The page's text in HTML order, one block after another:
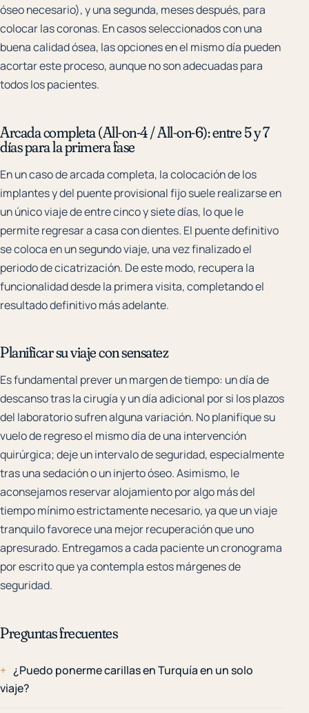
óseo necesario), y una segunda, meses después, para
colocar las coronas. En casos seleccionados con una
buena calidad ósea, lasopciones en el mismo día pueden
acortar este proceso, aunque no son adecuadas para
todos los pacientes.
Arcada completa (All-on-4 / All-on-6): entre 5 y 7
días para la primera fase
En un caso de arcada completa, la colocación de los
implantes y del puente provisional fijo suele realizarse en
un único viaje de entre cinco y siete días, lo que le
permite regresar a casa con dientes. El puente definitivo
se coloca en un segundo viaje, una vez finalizado el
periodo de cicatrización. De este modo, recupera la
funcionalidad desde la primera visita, completando el
resultado definitivo más adelante.
Planificar su viaje con sensatez
Es fundamental prever un margen de tiempo: un día de
descanso tras la cirugía y un día adicional por si los plazos
del laboratorio sufren alguna variación. No planifique su
vuelo de regreso el mismo día de una intervención
quirúrgica; deje un intervalo de seguridad, especialmente
tras una sedación o un injerto óseo. Asimismo, le
aconsejamos reservar alojamiento por algo más del
tiempo mínimo estrictamente necesario, ya que un viaje
tranquilo favorece una mejor recuperación que uno
apresurado. Entregamos a cada paciente un cronograma
por escrito que ya contempla estos márgenes de
seguridad.
Preguntas frecuentes
¿Puedo ponerme carillas en Turquía en un solo
viaje?